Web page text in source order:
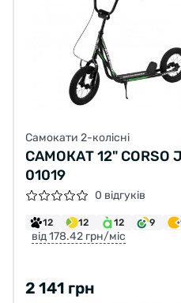
Самокати 2-колісні
САМОКАТ 12" CORSO
01019
0 відгуків
12 12 12 9
від 178.42 грн/міс
2 141 грн